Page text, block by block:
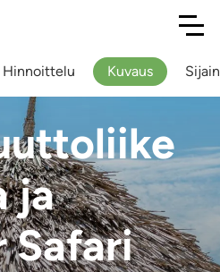
ja
Safari
Hinnoittelu Kuvaus